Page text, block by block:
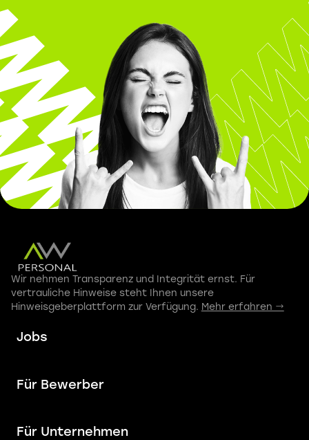
Wir nehmen Transparenz und Integrität ernst. Für
vertrauliche Hinweise steht Ihnen unsere
Hinweisgeberplattform zur Verfügung. Mehr erfahren →
Jobs
Für Bewerber
Für Unternehmen